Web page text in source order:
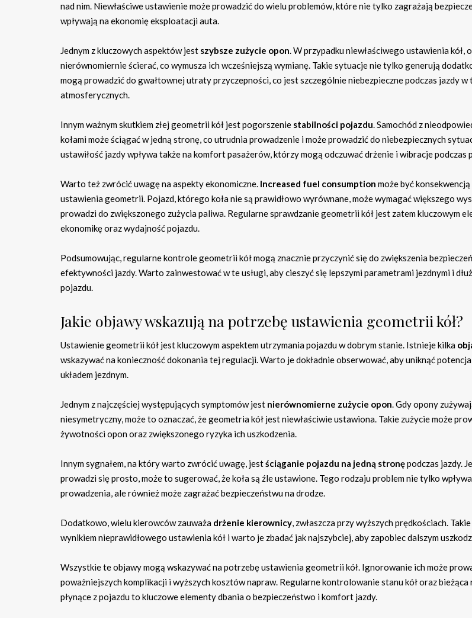
nad nim. Niewłaściwe ustawienie może prowadzić do wielu problemów, które nie tylko zagrażają
wpływają na ekonomię eksploatacji auta.
Jednym z kluczowych aspektów jest szybsze zużycie opon. W przypadku niewłaściwego ustawienia kół,
nierównomiernie ścierać, co wymusza ich wcześniejszą wymianę. Takie sytuacje nie tylko generują
mogą prowadzić do gwałtownej utraty przyczepności, co jest szczególnie niebezpieczne podczas jazdy w
atmosferycznych.
Innym ważnym skutkiem złej geometrii kół jest pogorszenie stabilności pojazdu. Samochód z
kołami może ściągać w jedną stronę, co utrudnia prowadzenie i może prowadzić do niebezpiecznych
ustawiłość jazdy wpływa także na komfort pasażerów, którzy mogą odczuwać drżenie i wibracje podczas
Warto też zwrócić uwagę na aspekty ekonomiczne. Increased fuel consumption może być
ustawienia geometrii. Pojazd, którego koła nie są prawidłowo wyrównane, może wymagać większego
prowadzi do zwiększonego zużycia paliwa. Regularne sprawdzanie geometrii kół jest zatem kluczowym
ekonomikę oraz wydajność pojazdu.
Podsumowując, regularne kontrole geometrii kół mogą znacznie przyczynić się do zwiększenia
efektywności jazdy. Warto zainwestować w te usługi, aby cieszyć się lepszymi parametrami jezdnymi i
pojazdu.
Jakie objawy wskazują na potrzebę ustawienia geometrii kół?
Ustawienie geometrii kół jest kluczowym aspektem utrzymania pojazdu w dobrym stanie. Istnieje kilka
wskazywać na konieczność dokonania tej regulacji. Warto je dokładnie obserwować, aby uniknąć
układem jezdnym.
Jednym z najczęściej występujących symptomów jest nierównomierne zużycie opon. Gdy opony
niesymetryczny, może to oznaczać, że geometria kół jest niewłaściwie ustawiona. Takie zużycie może
żywotności opon oraz zwiększonego ryzyka ich uszkodzenia.
Innym sygnałem, na który warto zwrócić uwagę, jestściąganie pojazdu na jedną stronępodczas jazdy.
prowadzi się prosto, może to sugerować, że koła są źle ustawione. Tego rodzaju problem nie tylko
prowadzenia, ale również może zagrażać bezpieczeństwu na drodze.
Dodatkowo, wielu kierowców zauważa drżenie kierownicy, zwłaszcza przy wyższych prędkościach.
wynikiem nieprawidłowego ustawienia kół i warto je zbadać jak najszybciej, aby zapobiec dalszym
Wszystkie te objawy mogą wskazywać na potrzebę ustawienia geometrii kół. Ignorowanie ich może
poważniejszych komplikacji i wyższych kosztów napraw. Regularne kontrolowanie stanu kół oraz bieżąca
płynące z pojazdu to kluczowe elementy dbania o bezpieczeństwo i komfort jazdy.